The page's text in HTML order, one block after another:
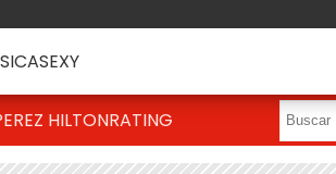
SEXY
HILTONRATING